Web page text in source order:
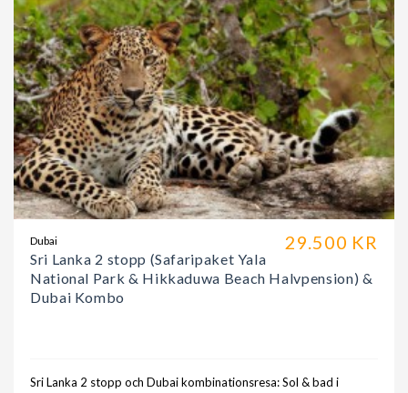
29.500 KR
Dubai
Sri Lanka 2 stopp (Safaripaket Yala
National Park & Hikkaduwa Beach Halvpension) &
Dubai Kombo
Sri Lanka 2 stopp och Dubai kombinationsresa: Sol & bad i